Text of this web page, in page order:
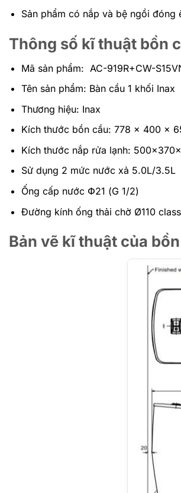
Sản phẩm có nắp và bệ ngồi đóng
Thông số kĩ thuật bồn
Mã sản phẩm: AC-919R+CW-
Tên sản phẩm: Bàn cầu 1 khối Inax
Thương hiệu: Inax
Kích thước bồn cầu: 778 x 400 x
Kích thước nắp rửa lạnh:
Sử dụng 2 mức nước xả 5.0L/3.5L
Ống cấp nước Փ21 (G 1/2)
Đường kính ống thải chờ Ø110
Bản vẽ kĩ thuật của